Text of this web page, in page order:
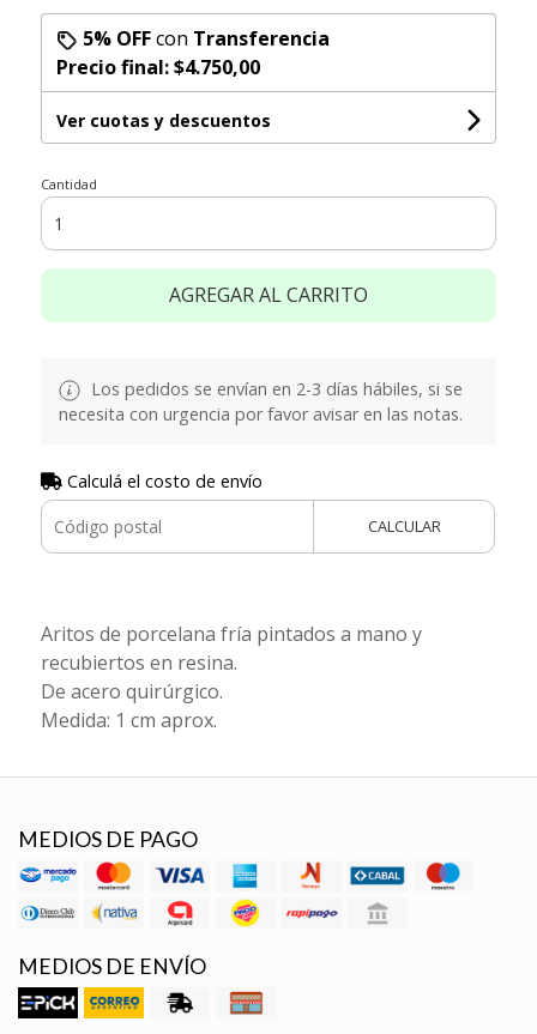
5% OFFcon Transferencia
Precio final:$4.750,00
Ver cuotas y descuentos
Cantidad
AGREGAR AL CARRITO
Los pedidos se envían en 2-3 días hábiles, si se
necesita con urgencia por favor avisar en las notas.
Calculá el costo de envío
CALCULAR
Aritos de porcelana fría pintados a mano y
recubiertos en resina.
De acero quirúrgico.
Medida: 1 cm aprox.
MEDIOS DE PAGO
MEDIOS DE ENVÍO